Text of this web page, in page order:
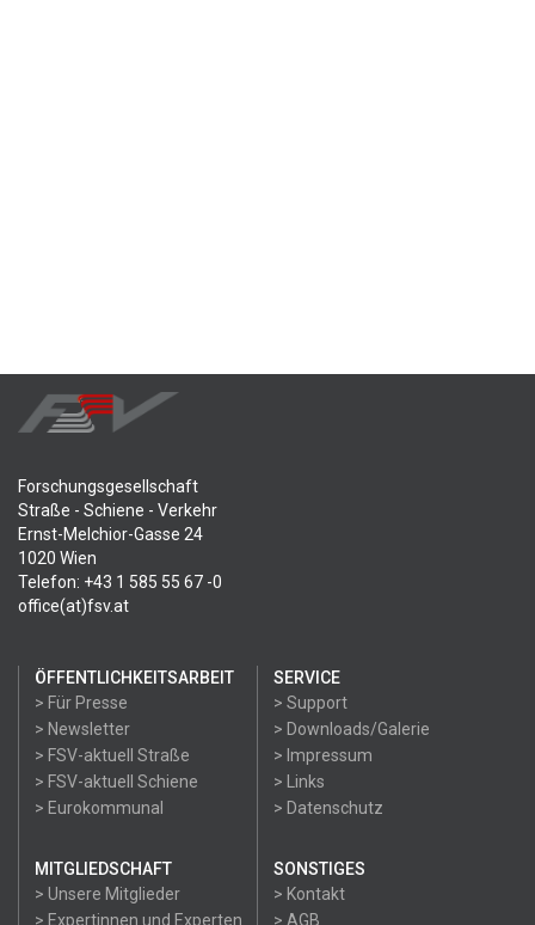
Forschungsgesellschaft
Straße - Schiene - Verkehr
Ernst-Melchior-Gasse 24
1020 Wien
Telefon: +43 1 585 55 67 -0
office(at)fsv.at
ÖFFENTLICHKEITSARBEIT
> Für Presse
> Newsletter
> FSV-aktuell Straße
> FSV-aktuell Schiene
> Eurokommunal
SERVICE
> Support
> Downloads/Galerie
> Impressum
> Links
> Datenschutz
MITGLIEDSCHAFT
> Unsere Mitglieder
> Expertinnen und Experten
SONSTIGES
> Kontakt
> AGB